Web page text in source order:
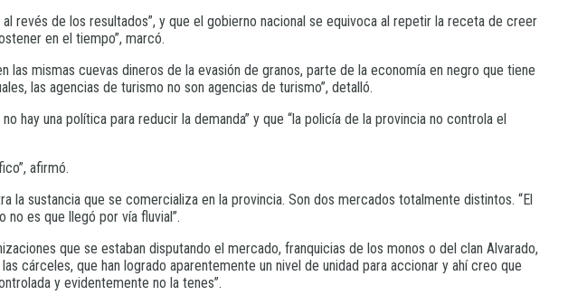
revés de los resultados”, y que el gobierno nacional se equivoca al repetir la receta de creer
en el tiempo”, marcó.
mismas cuevas dineros de la evasión de granos, parte de la economía en negro que tiene
las agencias de turismo no son agencias de turismo”, detalló.
hay una política para reducir la demanda” y que “la policía de la provincia no controla el
afirmó.
la sustancia que se comercializa en la provincia. Son dos mercados totalmente distintos. “El
es que llegó por vía fluvial”.
que se estaban disputando el mercado, franquicias de los monos o del clan Alvarado,
cárceles, que han logrado aparentemente un nivel de unidad para accionar y ahí creo que
y evidentemente no la tenes”.